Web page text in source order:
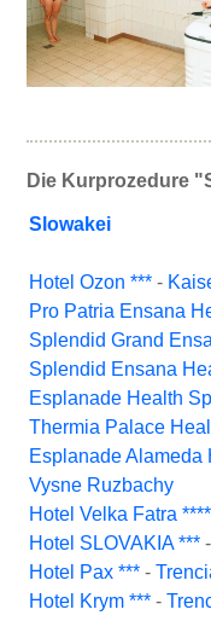
Die Kurprozedure
Slowakei
Hotel Ozon *** -
Pro Patria Ensana
Splendid Grand
Splendid Ensana
Esplanade Health
Thermia Palace
Esplanade Alameda
Vysne Ruzbachy
Hotel Velka Fatra ****
Hotel SLOVAKIA *** -
Hotel Pax *** -
Hotel Krym *** -